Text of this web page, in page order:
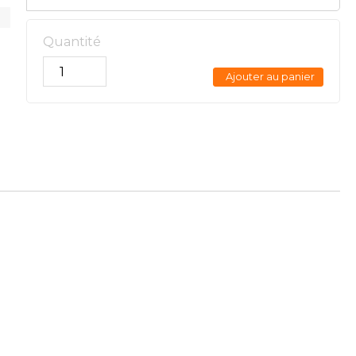
Quantité
Ajouter au panier